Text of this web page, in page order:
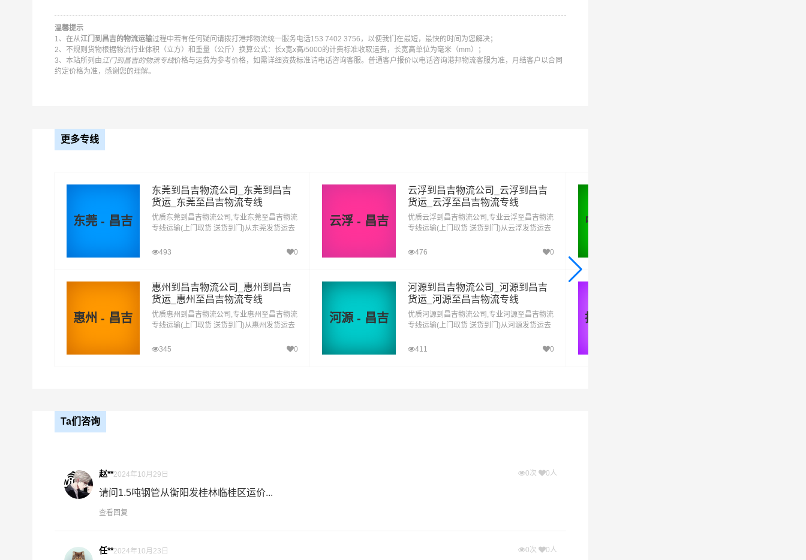
港邦江门到昌吉物流公司平台优势
港邦在蓬江区,江海区,新会区,台山,开平,鹤山,恩平等地具有优势的物流网络资源，依靠昌吉,阜康,呼图壁县,玛纳斯县,奇台
县,吉木萨尔县,木垒哈萨克为转运中心，业务覆盖公路汽车快运，铁路特快运输，航空货运代理，仓储物流配送，产品物
流，项目物流，并提供上门取货，送货到门，货物打包，门到门运输等物流相关增值服务，同时在行业内率先开通江门至
江门-昌吉
汽运
元/票
取货
江门
蓬江区,江海区,新会区,台山,开平,鹤山,恩平
区域
昌吉,阜康,呼图壁县,玛纳斯县,奇台县,吉木萨尔县,木垒哈萨克
温馨提示
1、在从江门到昌吉的物流运输过程中若有任何疑问请拨打港邦物流统一服务电话153 7402 3756，以便我们在最短，最快的时间为您解决；
2、不规则货物根据物流行业体积（立方）和重量（公斤）换算公式：长x宽x高/5000的计费标准收取运费，长宽高单位为毫米（mm）；
3、本站所列由江门到昌吉的物流专线价格与运费为参考价格，如需详细资费标准请电话咨询客服。普通客户报价以电话咨询港邦物流客服为准，月结客户以合同
约定价格为准，感谢您的理解。
更多专线
东莞 - 昌吉
东莞到昌吉物流公司_东莞到昌吉
货运_东莞至昌吉物流专线
优质东莞到昌吉物流公司,专业东莞至昌吉物流
专线运输(上门取货 送货到门)从东莞发货运去
达专线物流
493 0
云浮 - 昌吉
云浮到昌吉物流公司_云浮到昌吉
货运_云浮至昌吉物流专线
优质云浮到昌吉物流公司,专业云浮至昌吉物流
专线运输(上门取货 送货到门)从云浮发货运去
达专线物流
476 0
中山 - 昌吉
惠州 - 昌吉
惠州到昌吉物流公司_惠州到昌吉
货运_惠州至昌吉物流专线
优质惠州到昌吉物流公司,专业惠州至昌吉物流
专线运输(上门取货 送货到门)从惠州发货运去
达专线物流
345 0
河源 - 昌吉
河源到昌吉物流公司_河源到昌吉
货运_河源至昌吉物流专线
优质河源到昌吉物流公司,专业河源至昌吉物流
专线运输(上门取货 送货到门)从河源发货运去
达专线物流
411 0
揭阳 - 昌吉
Ta们咨询
赵**2024年10月29日 0次 0人
请问1.5吨钢管从衡阳发桂林临桂区运价...
查看回复
任**2024年10月23日 0次 0人